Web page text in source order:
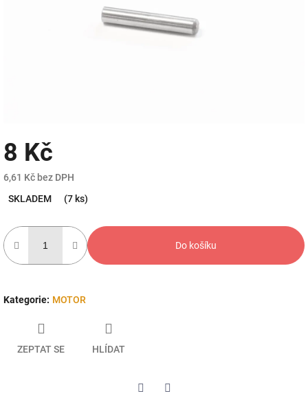
8 Kč
6,61 Kč bez DPH
cena:
SKLADEM (7 ks)
Do košíku
Kategorie: MOTOR
ZEPTAT SE HLÍDAT